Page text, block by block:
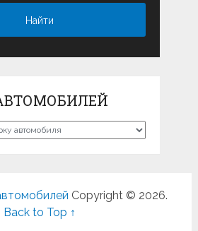
Copyright © 2026.
Back to Top ↑